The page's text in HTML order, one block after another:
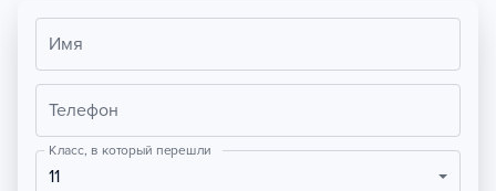
Имя
Телефон
Класс, в который перешли
11